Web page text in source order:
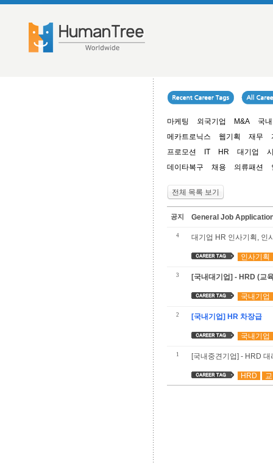
마케팅 외국기업 M&A
국
메카트로닉스
웹기획 재무
프로모션
IT HR 대기업
데이타복구
채용 의류패션
전체 목록 보기
공지 General Job
4 대기업 HR 인사기획, 인
인사기획
3 [국내대기업] - HRD (교
국내기업
2 [국내기업] HR 차장급
국내기업
1 [국내중견기업] - HRD
HRD